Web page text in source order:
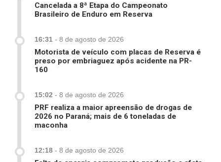
Cancelada a 8ª Etapa do Campeonato
Brasileiro de Enduro em Reserva
16:31 - 8 de agosto de 2026
Motorista de veículo com placas de Reserva é
preso por embriaguez após acidente na PR-
160
15:02 - 8 de agosto de 2026
PRF realiza a maior apreensão de drogas de
2026 no Paraná; mais de 6 toneladas de
maconha
12:18 - 8 de agosto de 2026